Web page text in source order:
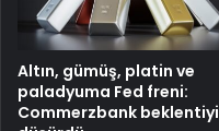
Altın, gümüş, platin ve
paladyuma Fed freni:
Commerzbank beklentiyi